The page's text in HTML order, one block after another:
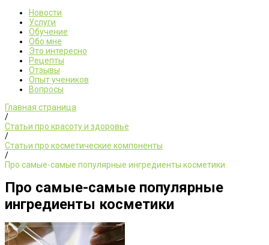
Новости
Услуги
Обучение
Обо мне
Это интересно
Рецепты
Отзывы
Опыт учеников
Вопросы
Главная страница
/
Статьи про красоту и здоровье
/
Статьи про косметические компоненты
/
Про самые-самые популярные ингредиенты косметики
Про самые-самые популярные
ингредиенты косметики